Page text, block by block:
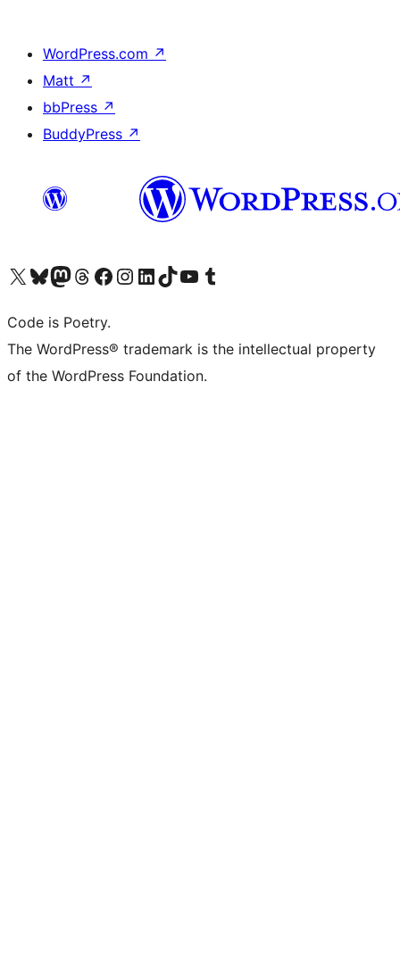
WordPress.com ↗
Matt ↗
bbPress ↗
BuddyPress ↗
ຢ້ຽມຊົມບັນຊີ X (ຊື່ເກົ່າ Twitter) ຂອງພວກເຮົາຢ້ຽມຊົມບັນຊີ Bluesky ຂອງພວກເຮົາຢ້ຽມຊົມບັນຊີ Mastodon ຂອງພວກເຮົາຢ້ຽມຊົມບັນຊີ Threads ຂອງພວກເຮົາຢ້ຽມຊົມໜ້າ Facebook ຂອງພວກເຮົາຢ້ຽມຊົມບັນຊີ Instagram ຂອງພວກເຮົາຢ້ຽມຊົມບັນຊີ LinkedIn ຂອງພວກເຮົາຢ້ຽມຊົມບັນຊີ TikTok ຂອງພວກເຮົາຢ້ຽມຊົມຊ່ອງ YouTube ຂອງພວກເຮົາຢ້ຽມຊົມບັນຊີ Tumblr ຂອງພວກເຮົາ
Code is Poetry.
The WordPress® trademark is the intellectual property
of the WordPress Foundation.